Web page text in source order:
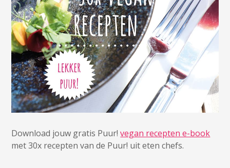
Download jouw gratis Puur!vegan recepten e-book
met 30x recepten van de Puur! uit eten chefs.